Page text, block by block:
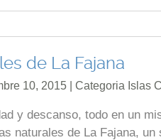
de La Fajana
10, 2015 | Categoria Islas
y descanso, todo en un
naturales de La Fajana, un